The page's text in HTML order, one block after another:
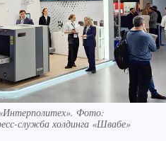
Фото:
служба холдинга «Швабе»